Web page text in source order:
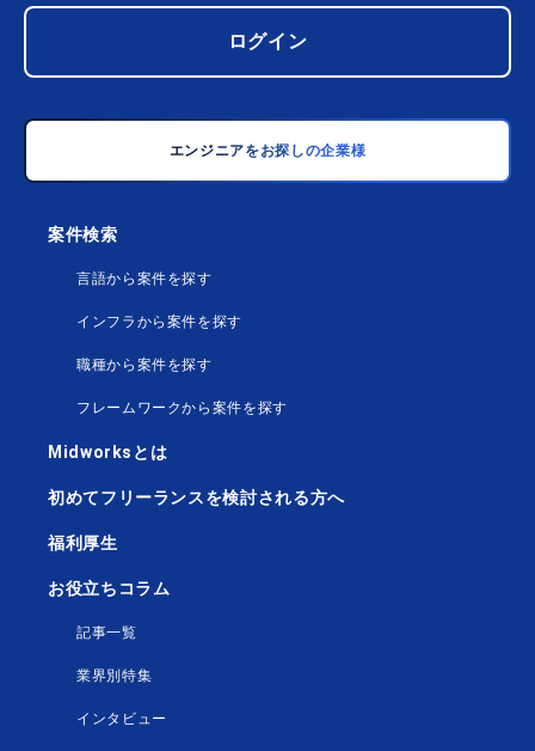
ログイン
エンジニアをお探しの企業様
案件検索
言語から案件を探す
インフラから案件を探す
職種から案件を探す
フレームワークから案件を探す
Midworksとは
初めてフリーランスを検討される方へ
福利厚生
お役立ちコラム
記事一覧
業界別特集
インタビュー